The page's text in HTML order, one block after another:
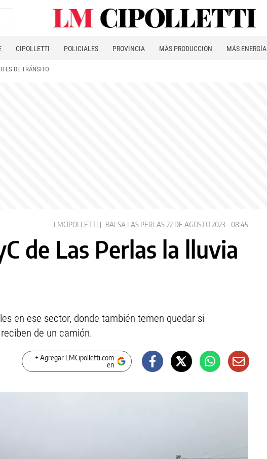
CIPOLLETTI POLICIALES PROVINCIA MÁS PRODUCCIÓN MÁS ENERGÍA
DE TRÁNSITO
LMCIPOLLETTI BALSA LAS PERLAS 22 DE AGOSTO 2023 - 08:45
de Las Perlas la lluvia
en ese sector, donde también temen quedar si
de un camión.
+ Agregar LMCipolletti.com
en